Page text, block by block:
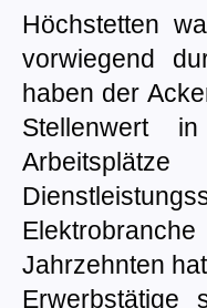
Höchstetten
vorwiegend
haben der
Stellenwert
Jahrzehnten
Erwerbstätige